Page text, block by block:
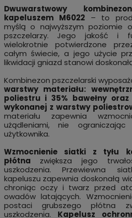
Dwuwarstwowy
kapeluszem M6022 – to
myślą o najwyższym poziomie
pszczelarzy. Jego jakość i
wielokrotnie potwierdzone
całym świecie, a jego użycie
likwidacji gniazd stanowi
Kombinezon pszczelarski
warstwy materiału:
poliestru i 35% bawełny oraz
wykonanej z warstwy
materiału zapewnia
użądleniami, nie ograniczając
użytkownika.
Wzmocnienie siatki z tyłu
płótna zwiększa jego
uszkodzenia. Przewiewna
kapeluszu zapewnia doskonałą
chroniąc oczy i twarz przed
owadów latających.
postaci grubszego płótna
uszkodzenia. Kapelusz